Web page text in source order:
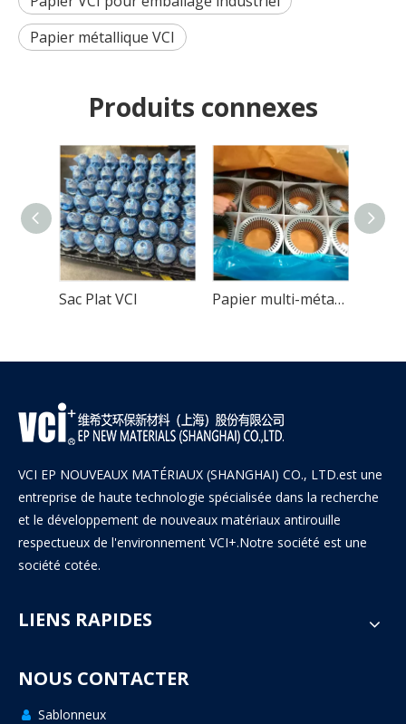
Papier métallique VCI
Produits connexes
Sac Plat VCI Papier multi-métal VCI
VCI EP NOUVEAUX MATÉRIAUX (SHANGHAI) CO., LTD.est une
entreprise de haute technologie spécialisée dans la recherche
et le développement de nouveaux matériaux antirouille
respectueux de l'environnement VCI+.Notre société est une
société cotée.
LIENS RAPIDES
NOUS CONTACTER
 Sablonneux